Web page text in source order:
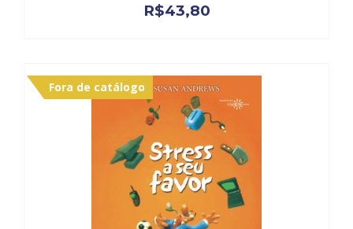
R$43,80
Fora de catálogo